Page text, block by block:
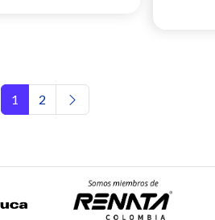
Navegación de
1 2